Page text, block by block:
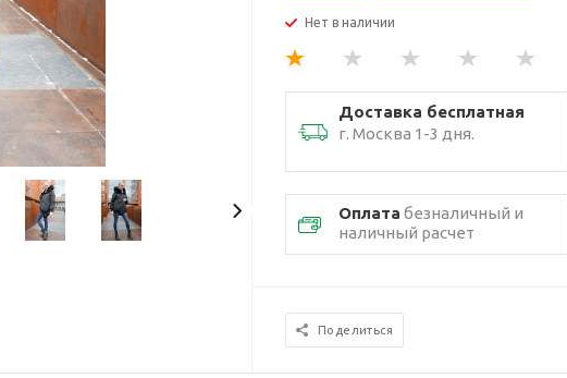
Нет в наличии
Доставка бесплатная
г. Москва 1-3 дня.
Оплата безналичный и
наличный расчет
Поделиться